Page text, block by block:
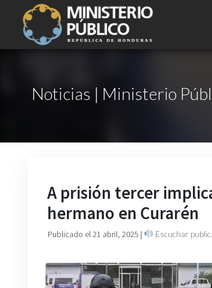
Noticias | Ministerio
A prisión tercer
hermano en Curarén
Publicado el 21 abril, 2025 | Escuchar